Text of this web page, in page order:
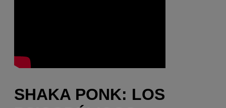
SHAKA PONK: LOS